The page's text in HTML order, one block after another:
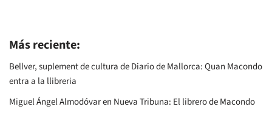
Más reciente:
Bellver, suplement de cultura de Diario de Mallorca: Quan Macondo
entra a la llibreria
Miguel Ángel Almodóvar en Nueva Tribuna: El librero de Macondo